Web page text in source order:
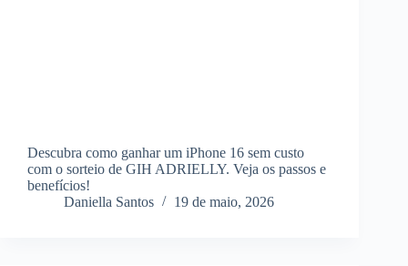
Descubra como ganhar um iPhone 16 sem custo
com o sorteio de GIH ADRIELLY. Veja os passos e
benefícios!
Daniella Santos
19 de maio, 2026